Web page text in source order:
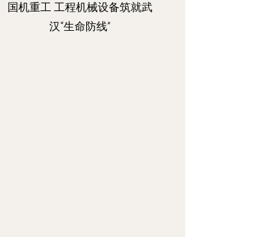
国机重工 工程机械设备筑就武
汉“生命防线”